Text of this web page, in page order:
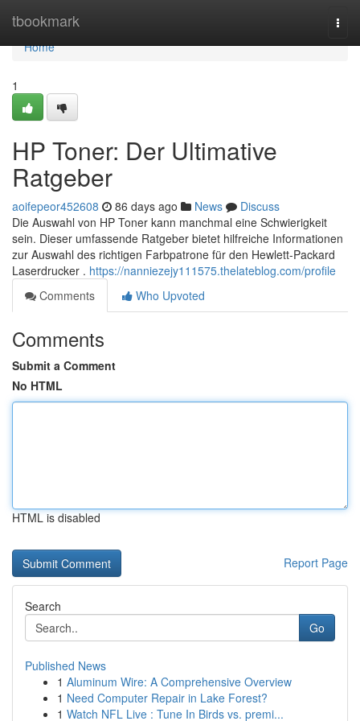
tbookmark
Home
Home
1
HP Toner: Der Ultimative
Ratgeber
aoifepeor452608 86 days ago News
Discuss
Die Auswahl von HP Toner kann manchmal eine Schwierigkeit
sein. Dieser umfassende Ratgeber bietet hilfreiche Informationen
zur Auswahl des richtigen Farbpatrone für den Hewlett-Packard
Laserdrucker . https://nanniezejy111575.thelateblog.com/profile
Comments
Who Upvoted
Comments
Submit a Comment
No HTML
HTML is disabled
Report Page
Search
Go
Published News
1 Aluminum Wire: A Comprehensive Overview
1 Need Computer Repair in Lake Forest?
1 Watch NFL Live : Tune In Birds vs. premi...